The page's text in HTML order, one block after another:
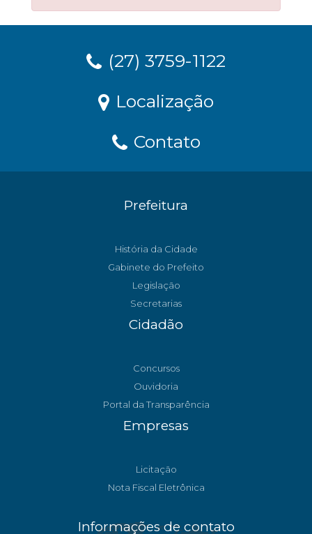
(27) 3759-1122
Localização
Contato
Prefeitura
História da Cidade
Gabinete do Prefeito
Legislação
Secretarias
Cidadão
Concursos
Ouvidoria
Portal da Transparência
Empresas
Licitação
Nota Fiscal Eletrônica
Informações de contato